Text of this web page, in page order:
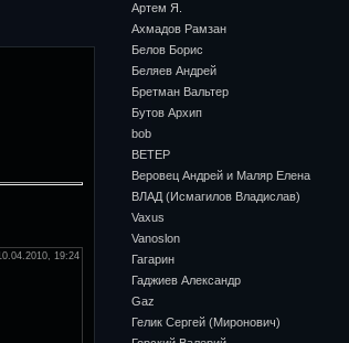
19:24
Артем Я.
Ахмадов Рамзан
Белов Борис
Беляев Андрей
Бретман Вальтер
Бутов Архип
bob
ВЕТЕР
Веровец Андрей и Маляр Елена
ВЛАД (Исмагилов Владислав)
Vaxus
Vanoslon
Гагарин
Гаджиев Александр
Gaz
Гелик Сергей (Миронович)